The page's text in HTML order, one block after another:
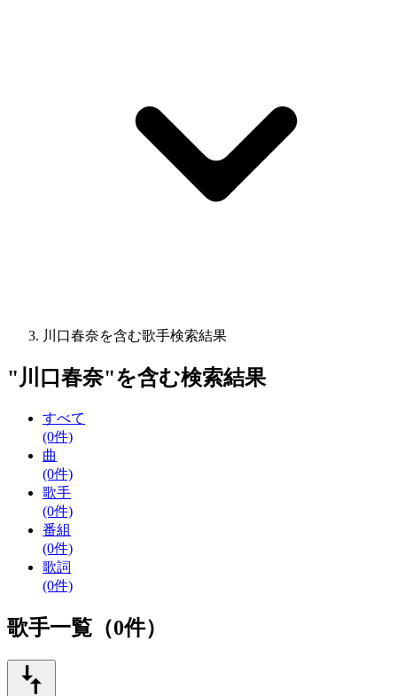
川口春奈を含む歌手検索結果
" 川口春奈"を含む検索結果
すべて
(0件)
曲
(0件)
歌手
(0件)
番組
(0件)
歌詞
(0件)
歌手一覧（0件）